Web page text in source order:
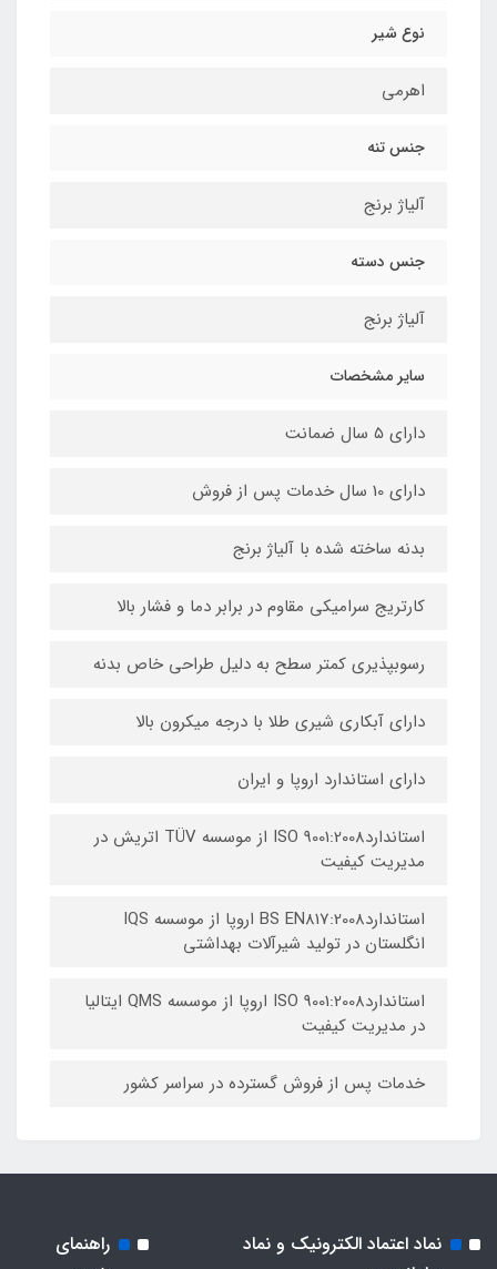
نوع شیر
اهرمی
جنس تنه
آلیاژ برنج
جنس دسته
آلیاژ برنج
سایر مشخصات
دارای ۵ سال ضمانت
دارای 10 سال خدمات پس از فروش
بدنه ساخته شده با آلیاژ برنج
کارتریج سرامیکی مقاوم در برابر دما و فشار بالا
رسوب­پذیری کم­تر سطح به دلیل طراحی خاص بدنه
دارای آبکاری شیری طلا با درجه میکرون بالا
دارای استاندارد اروپا و ایران
استانداردISO 9001:2008 از موسسه TÜV اتریش در
مدیریت کیفیت
استانداردBS EN817:2008 اروپا از موسسه IQS
انگلستان در تولید شیرآلات بهداشتی
استانداردISO 9001:2008 اروپا از موسسه QMS ایتالیا
در مدیریت کیفیت
خدمات پس از فروش گسترده در سراسر کشور
نماد اعتماد الکترونیک و نماد
راهنمای